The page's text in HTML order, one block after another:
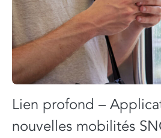
Lien profond –
nouvelles mobilités